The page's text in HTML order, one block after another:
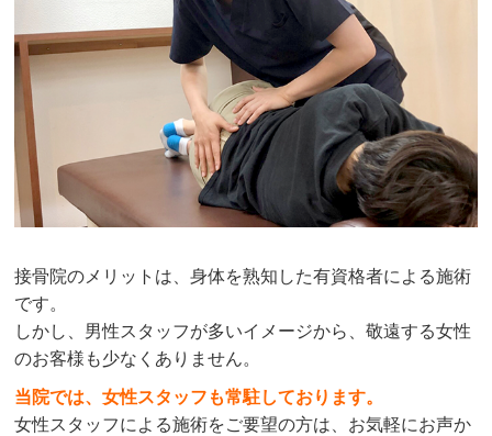
接骨院のメリットは、身体を熟知した有資格者による施術
です。
しかし、男性スタッフが多いイメージから、敬遠する女性
のお客様も少なくありません。
当院では、女性スタッフも常駐しております。
女性スタッフによる施術をご要望の方は、お気軽にお声か